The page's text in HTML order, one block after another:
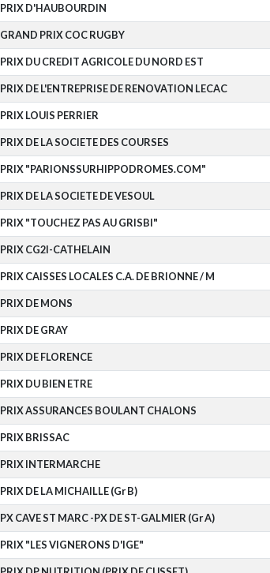
PRIX D'HAUBOURDIN
GRAND PRIX COC RUGBY
PRIX DU CREDIT AGRICOLE DU NORD EST
PRIX DE L'ENTREPRISE DE RENOVATION LECAC
PRIX LOUIS PERRIER
PRIX DE LA SOCIETE DES COURSES
PRIX "PARIONSSURHIPPODROMES.COM"
PRIX DE LA SOCIETE DE VESOUL
PRIX "TOUCHEZ PAS AU GRISBI"
PRIX CG2I-CATHELAIN
PRIX CAISSES LOCALES C.A. DE BRIONNE / M
PRIX DE MONS
PRIX DE GRAY
PRIX DE FLORENCE
PRIX DU BIEN ETRE
PRIX ASSURANCES BOULANT CHALONS
PRIX BRISSAC
PRIX INTERMARCHE
PRIX DE LA MICHAILLE (Gr B)
PX CAVE ST MARC -PX DE ST-GALMIER (Gr A)
PRIX "LES VIGNERONS D'IGE"